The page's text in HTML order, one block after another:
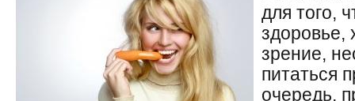
для того,
здоровье,
зрение,
питаться
очередь,